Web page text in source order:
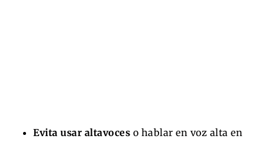
Evita usar altavoces o hablar en voz alta en